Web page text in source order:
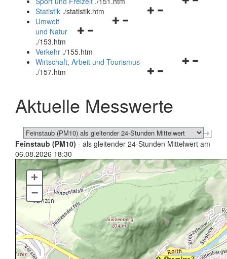
Navigationsmenü
Navigationsmenü
Statistik ./statistik.htm
Navigationsmenü
und
schließen
Umwelt
und Natur
./153.htm
Verkehr ./155.htm
Navigationsmenü
schließen
Wirtschaft, Arbeit und Tourismus
./157.htm
Aktuelle Messwerte
Feinstaub (PM10) - als gleitender 24-Stunden Mittelwert am
06.08.2026 18:30
+
–